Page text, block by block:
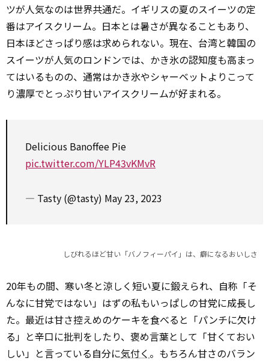
ツが人気なのは世界共通だ。イギリスの夏のスイーツの定
番はアイスクリーム。日本とは暑さが異なることもあり、
日本ほどさっぱり感は求められない。現在、台湾と韓国の
スイーツが人気のロンドンでは、かき氷の認知度も高まっ
てはいるものの、通常はかき氷やシャーベットよりこって
り濃厚でとっぷり甘いアイスクリームが好まれる。
Delicious Banoffee Pie
pic.twitter.com/YLP43vKMvR
— Tasty (@tasty) May 23, 2023
しびれるほど甘い「バノフィーパイ」は、癖になるおいしさ
20年もの間、寒い冬と涼しく短い夏に鍛えられ、自称「そ
んなに甘党ではない」はずの私もいっぱしの甘党に成長し
た。最近は甘さ控えめのケーキを食べると「パンチに欠け
る」と辛口に批判をしたり、褒め言葉として「甘くておい
しい」と言っている自分に気付く 。もちろん甘さのバラン